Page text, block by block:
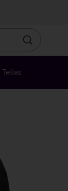
Otsin
Telias